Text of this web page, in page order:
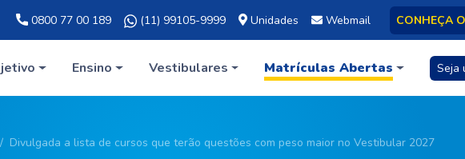
0800 77 00 189 (11) 99105-9999 Unidades Webmail CONHEÇA
Ensino Vestibulares Matrículas Abertas Seja
Divulgada a lista de cursos que terão questões com peso maior no Vestibular 2027